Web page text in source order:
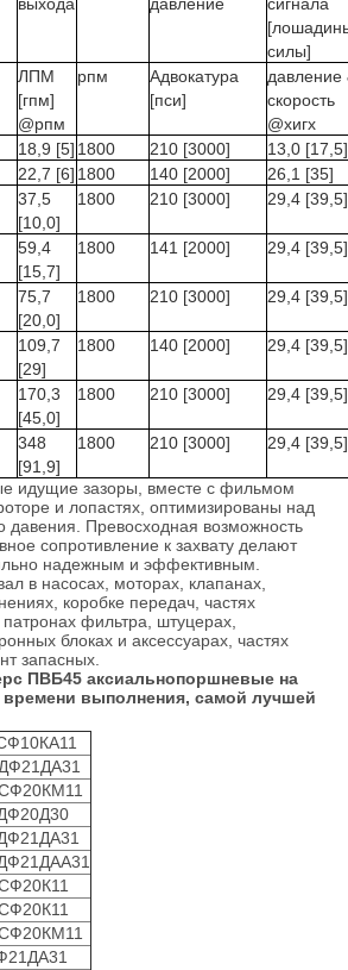
выхода давление
сигнала
силы]
ЛПМ
[гпм]
@рпм
рпм
Адвокатура
[пси]
давление
скорость
@хигх
18,9 [5] 1800 210 [3000]
13,0 [17,5]
22,7 [6] 1800 140 [2000]
26,1 [35]
37,5
[10,0]
1800 210 [3000] 29,4 [39,5]
59,4
[15,7]
1800 141 [2000] 29,4 [39,5]
75,7
[20,0]
1800 210 [3000] 29,4 [39,5]
109,7
[29]
1800 140 [2000] 29,4 [39,5]
170,3
[45,0]
1800 210 [3000] 29,4 [39,5]
348
[91,9]
1800 210 [3000] 29,4 [39,5]
идущие зазоры, вместе с фильмом
и лопастях, оптимизированы над
давения. Превосходная возможность
сопротивление к захвату делают
надежным и эффективным.
в насосах, моторах, клапанах,
коробке передач, частях
фильтра, штуцерах,
блоках и аксессуарах, частях
запасных.
ПВБ45 аксиальнопоршневые на
времени выполнения, самой лучшей